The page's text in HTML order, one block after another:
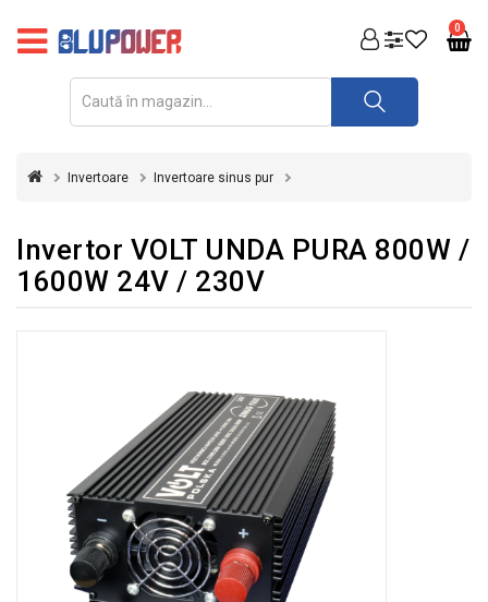
0
FOTOVOLTAICE
REDRESOARE
INVERTOARE
GRADINA
ECHIPAMENTE
Invertoare Invertoare sinus pur
Invertor VOLT UNDA PURA 800W /
1600W 24V / 230V